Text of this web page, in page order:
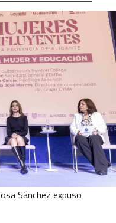
Sánchez expuso